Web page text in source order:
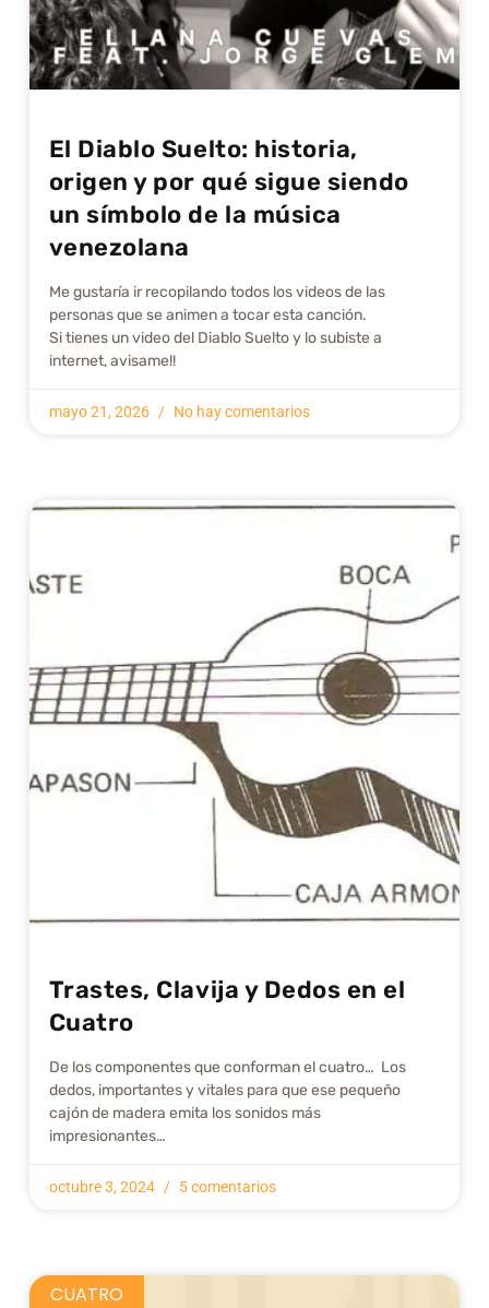
El Diablo Suelto: historia,
origen y por qué sigue siendo
un símbolo de la música
venezolana
Me gustarí­a ir recopilando todos los videos de las
personas que se animen a tocar esta canción.
Si tienes un video del Diablo Suelto y lo subiste a
internet, avisame!!
mayo 21, 2026 No hay comentarios
Trastes, Clavija y Dedos en el
Cuatro
De los componentes que conforman el cuatro… Los
dedos, importantes y vitales para que ese pequeño
cajón de madera emita los sonidos más
impresionantes…
octubre 3, 2024 5 comentarios
CUATRO